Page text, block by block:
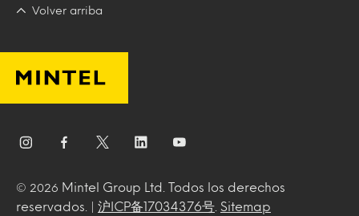
Volver arriba
© 2026
Mintel Group Ltd. Todos los derechos
reservados. | 沪ICP备17034376号 Sitemap